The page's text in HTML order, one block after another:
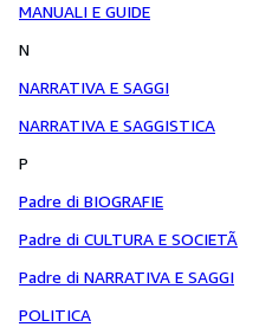
MANUALI E GUIDE
N
NARRATIVA E SAGGI
NARRATIVA E SAGGISTICA
P
Padre di BIOGRAFIE
Padre di CULTURA E SOCIETÃ
Padre di NARRATIVA E SAGGI
POLITICA